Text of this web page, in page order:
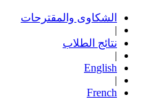
الشكاوى والمقترحات
|
نتائج الطلاب
|
English
|
French